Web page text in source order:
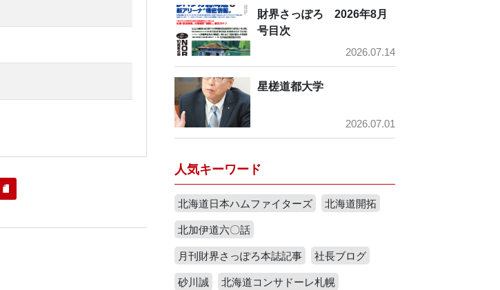
財界さっぽろ 2026年8月
号目次
2026.07.14
星槎道都大学
2026.07.01
人気キーワード
北海道日本ハムファイターズ
北海道開拓
北加伊道六〇話
月刊財界さっぽろ本誌記事
社長ブログ
砂川誠
北海道コンサドーレ札幌